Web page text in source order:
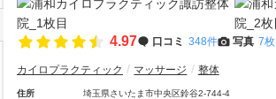
4.97 口コミ 348件 写真 7枚
カイロプラクティック マッサージ 整体
住所
埼玉県さいたま市中央区鈴谷2-744-4